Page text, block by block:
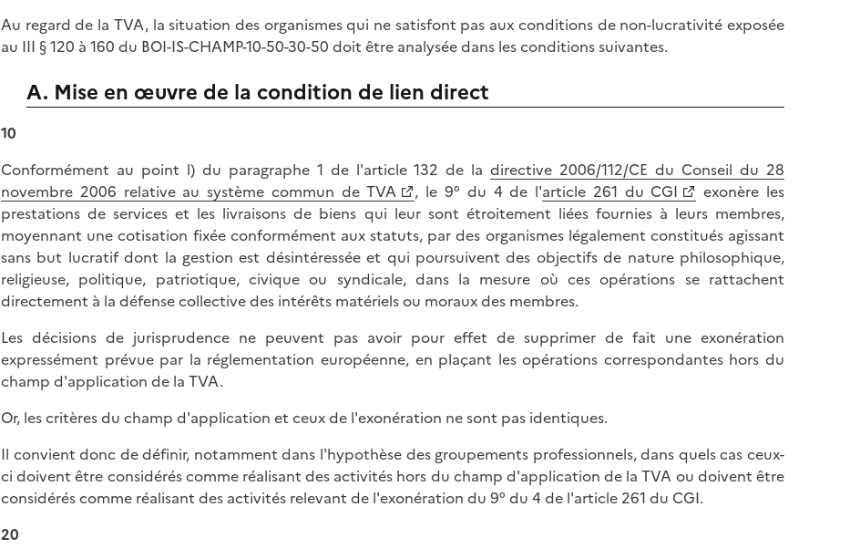
Au regard de la TVA, la situation des organismes qui ne satisfont pas aux conditions de non-lucrativité exposée
au III § 120 à 160 du BOI-IS-CHAMP-10-50-30-50 doit être analysée dans les conditions suivantes.
A. Mise en œuvre de la condition de lien direct
10
Conformément au point l) du paragraphe 1 de l'article 132 de ladirective 2006/112/CE du Conseil du 28
novembre 2006 relative au système commun de TVA
, le 9° du 4 de l'article 261 du CGI
exonère les
prestations de services et les livraisons de biens qui leur sont étroitement liées fournies à leurs membres,
moyennant une cotisation fixée conformément aux statuts, par des organismes légalement constitués agissant
sans but lucratif dont la gestion est désintéressée et qui poursuivent des objectifs de nature philosophique,
religieuse, politique, patriotique, civique ou syndicale, dans la mesure où ces opérations se rattachent
directement à la défense collective des intérêts matériels ou moraux des membres.
Les décisions de jurisprudence ne peuvent pas avoir pour effet de supprimer de fait une exonération
expressément prévue par la réglementation européenne, en plaçant les opérations correspondantes hors du
champ d'application de la TVA.
Or, les critères du champ d'application et ceux de l'exonération ne sont pas identiques.
Il convient donc de définir, notamment dans l'hypothèse des groupements professionnels, dans quels cas ceux-
ci doivent être considérés comme réalisant des activités hors du champ d'application de la TVA ou doivent être
considérés comme réalisant des activités relevant de l'exonération du 9° du 4 de l'article 261 du CGI.
20